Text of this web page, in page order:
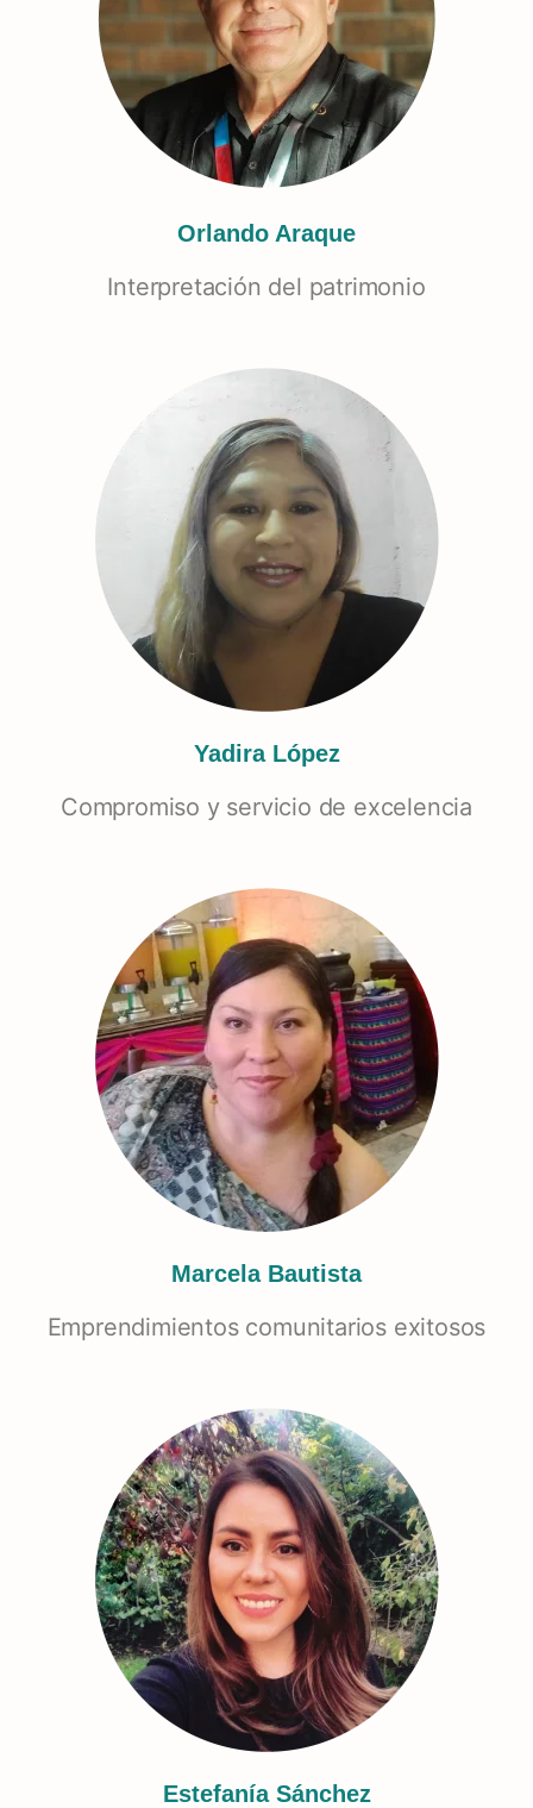
Orlando Araque
Interpretación del patrimonio
Yadira López
Compromiso y servicio de excelencia
Marcela Bautista
Emprendimientos comunitarios exitosos
Estefanía Sánchez